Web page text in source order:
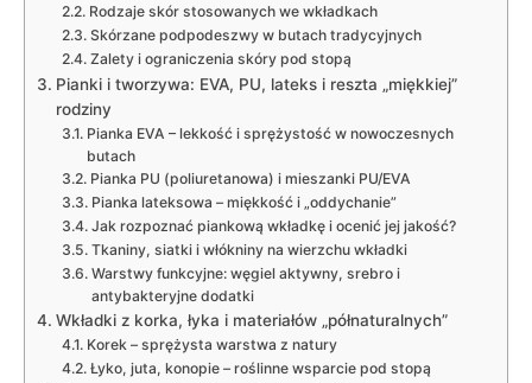
Rodzaje skór stosowanych we wkładkach
Skórzane podpodeszwy w butach tradycyjnych
Zalety i ograniczenia skóry pod stopą
Pianki i tworzywa: EVA, PU, lateks i reszta „miękkiej”
rodziny
Pianka EVA – lekkość i sprężystość w nowoczesnych
butach
Pianka PU (poliuretanowa) i mieszanki PU/EVA
Pianka lateksowa – miękkość i „oddychanie”
Jak rozpoznać piankową wkładkę i ocenić jej jakość?
Tkaniny, siatki i włókniny na wierzchu wkładki
Warstwy funkcyjne: węgiel aktywny, srebro i
antybakteryjne dodatki
Wkładki z korka, łyka i materiałów „półnaturalnych”
Korek – sprężysta warstwa z natury
Łyko, juta, konopie – roślinne wsparcie pod stopą